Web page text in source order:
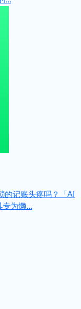
的记账头疼吗？「AI
专为懒...